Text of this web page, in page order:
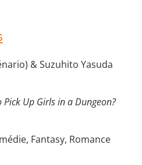
& Suzuhito Yasuda
Up Girls in a Dungeon?
Fantasy, Romance